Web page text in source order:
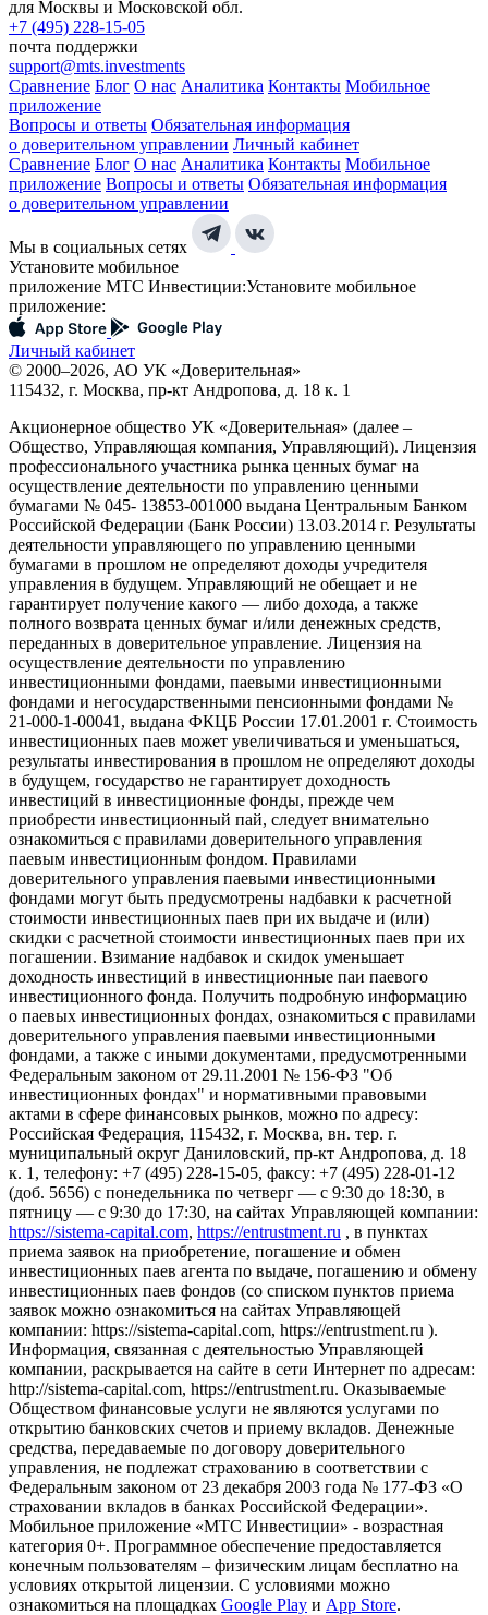
для Москвы и Московской обл.
+7 (495) 228-15-05
почта поддержки
support@mts.investments
Сравнение Блог О нас Аналитика Контакты Мобильное
приложение
Вопросы и ответы Обязательная информация
о доверительном управлении Личный кабинет
Сравнение Блог О нас Аналитика Контакты Мобильное
приложение Вопросы и ответы Обязательная информация
о доверительном управлении
Мы в социальных сетях
Установите мобильное
приложение МТС Инвестиции:Установите мобильное
приложение:
Личный кабинет
© 2000–2026, АО УК «Доверительная»
115432, г. Москва, пр-кт Андропова, д. 18 к. 1
Акционерное общество УК «Доверительная» (далее –
Общество, Управляющая компания, Управляющий). Лицензия
профессионального участника рынка ценных бумаг на
осуществление деятельности по управлению ценными
бумагами № 045- 13853-001000 выдана Центральным Банком
Российской Федерации (Банк России) 13.03.2014 г. Результаты
деятельности управляющего по управлению ценными
бумагами в прошлом не определяют доходы учредителя
управления в будущем. Управляющий не обещает и не
гарантирует получение какого — либо дохода, а также
полного возврата ценных бумаг и/или денежных средств,
переданных в доверительное управление. Лицензия на
осуществление деятельности по управлению
инвестиционными фондами, паевыми инвестиционными
фондами и негосударственными пенсионными фондами №
21-000-1-00041, выдана ФКЦБ России 17.01.2001 г. Стоимость
инвестиционных паев может увеличиваться и уменьшаться,
результаты инвестирования в прошлом не определяют доходы
в будущем, государство не гарантирует доходность
инвестиций в инвестиционные фонды, прежде чем
приобрести инвестиционный пай, следует внимательно
ознакомиться с правилами доверительного управления
паевым инвестиционным фондом. Правилами
доверительного управления паевыми инвестиционными
фондами могут быть предусмотрены надбавки к расчетной
стоимости инвестиционных паев при их выдаче и (или)
скидки с расчетной стоимости инвестиционных паев при их
погашении. Взимание надбавок и скидок уменьшает
доходность инвестиций в инвестиционные паи паевого
инвестиционного фонда. Получить подробную информацию
о паевых инвестиционных фондах, ознакомиться с правилами
доверительного управления паевыми инвестиционными
фондами, а также с иными документами, предусмотренными
Федеральным законом от 29.11.2001 № 156-ФЗ "Об
инвестиционных фондах" и нормативными правовыми
актами в сфере финансовых рынков, можно по адресу:
Российская Федерация, 115432, г. Москва, вн. тер. г.
муниципальный округ Даниловский, пр-кт Андропова, д. 18
к. 1, телефону: +7 (495) 228-15-05, факсу: +7 (495) 228-01-12
(доб. 5656) с понедельника по четверг — c 9:30 до 18:30, в
пятницу — с 9:30 до 17:30, на сайтах Управляющей компании:
https://sistema-capital.com, https://entrustment.ru , в пунктах
приема заявок на приобретение, погашение и обмен
инвестиционных паев агента по выдаче, погашению и обмену
инвестиционных паев фондов (со списком пунктов приема
заявок можно ознакомиться на сайтах Управляющей
компании: https://sistema-capital.com, https://entrustment.ru ).
Информация, связанная с деятельностью Управляющей
компании, раскрывается на сайте в сети Интернет по адресам:
http://sistema-capital.com, https://entrustment.ru. Оказываемые
Обществом финансовые услуги не являются услугами по
открытию банковских счетов и приему вкладов. Денежные
средства, передаваемые по договору доверительного
управления, не подлежат страхованию в соответствии с
Федеральным законом от 23 декабря 2003 года № 177-ФЗ «О
страховании вкладов в банках Российской Федерации».
Мобильное приложение «МТС Инвестиции» - возрастная
категория 0+. Программное обеспечение предоставляется
конечным пользователям – физическим лицам бесплатно на
условиях открытой лицензии. С условиями можно
ознакомиться на площадках Google Play и App Store.